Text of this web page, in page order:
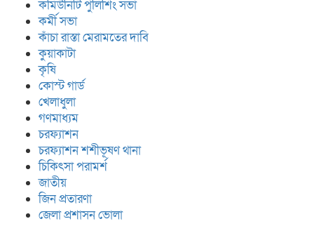
কমিউনিটি পুলিশিং সভা
কর্মী সভা
কাঁচা রাস্তা মেরামতের দাবি
কুয়াকাটা
কৃষি
কোস্ট গার্ড
খেলাধুলা
গণমাধ্যম
চরফ্যাশন
চরফ্যাশন শশীভূষণ থানা
চিকিৎসা পরামর্শ
জাতীয়
জিন প্রতারণা
জেলা প্রশাসন ভোলা